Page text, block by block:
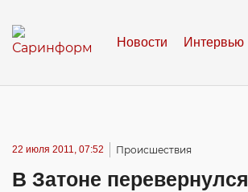
Новости Интервью
22 июля 2011, 07:52 Происшествия
В Затоне перевернулся